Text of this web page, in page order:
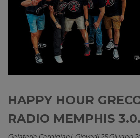
HAPPY HOUR
RADIO MEMPHIS 3.0.
Gelateria Carpigiani, Giovedi 25 Giugno